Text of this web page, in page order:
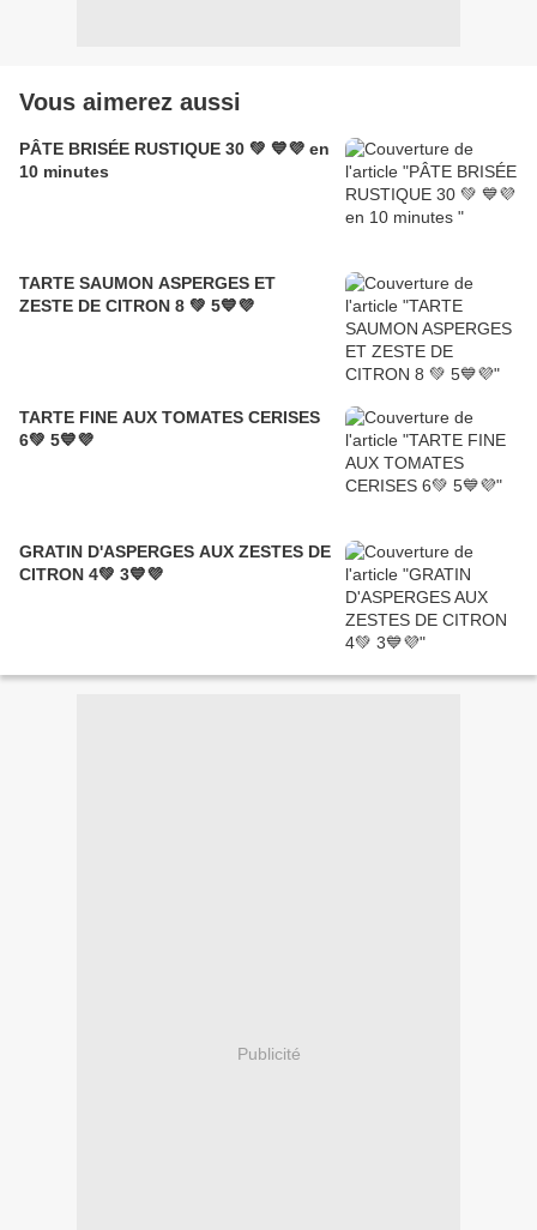
Vous aimerez aussi
PÂTE BRISÉE RUSTIQUE 30 💚 💙💜 en
10 minutes
TARTE SAUMON ASPERGES ET
ZESTE DE CITRON 8 💚 5💙💜
TARTE FINE AUX TOMATES CERISES
6💚 5💙💜
GRATIN D'ASPERGES AUX ZESTES DE
CITRON 4💚 3💙💜
Publicité